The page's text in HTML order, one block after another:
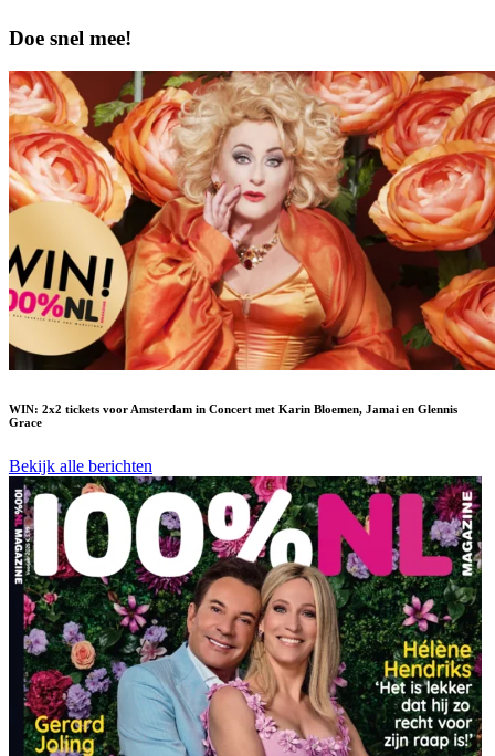
Doe snel mee!
WIN: 2x2 tickets voor Amsterdam in Concert met Karin Bloemen, Jamai en Glennis
Grace
Bekijk alle berichten